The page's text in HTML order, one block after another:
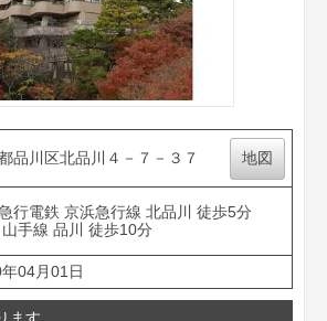
品川区北品川４－７－３７ 地図
行電鉄 京浜急行線 北品川 徒歩5分
山手線 品川 徒歩10分
04月01日